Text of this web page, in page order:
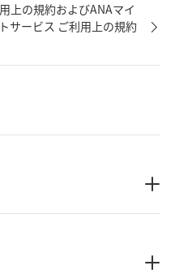
上の規約およびANAマイ
サービス ご利用上の規約